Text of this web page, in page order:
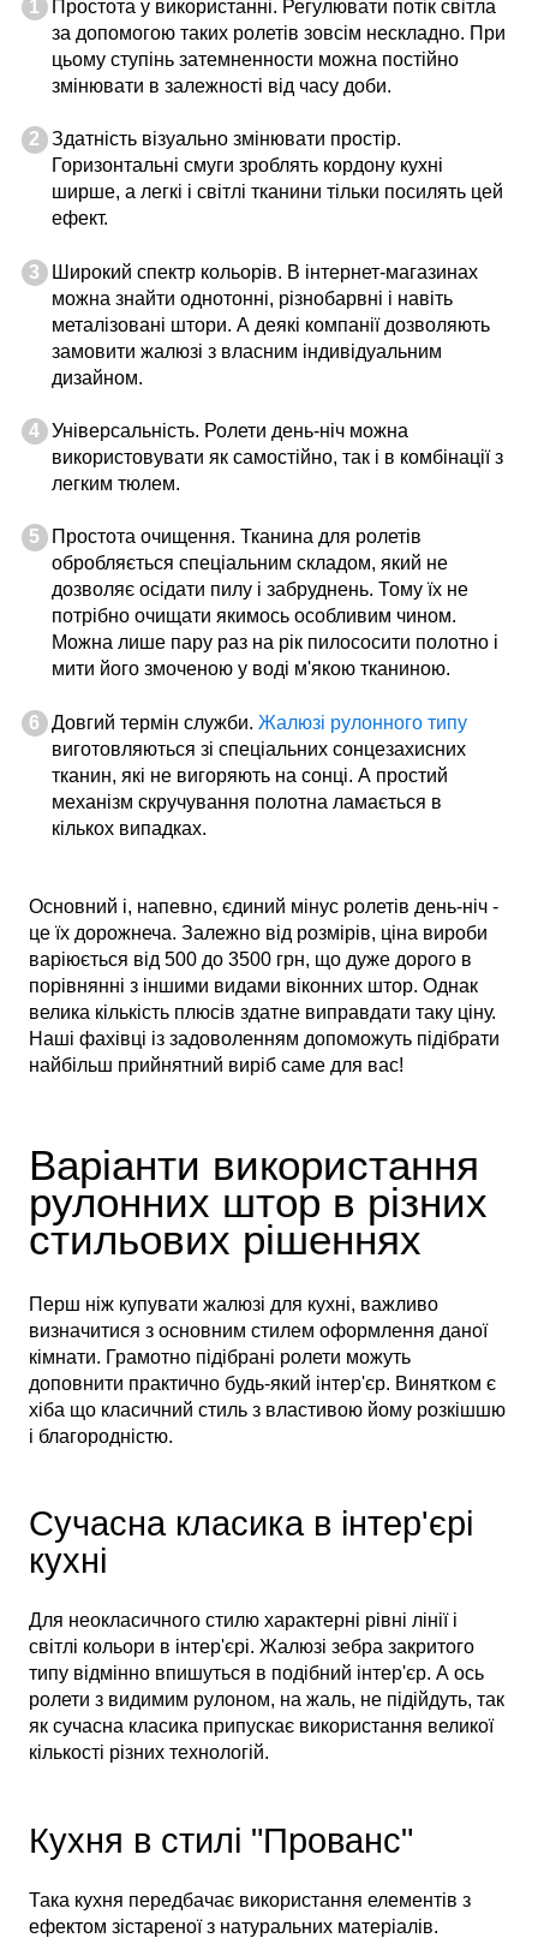
Простота у використанні. Регулювати потік світла
за допомогою таких ролетів зовсім нескладно. При
цьому ступінь затемненности можна постійно
змінювати в залежності від часу доби.
Здатність візуально змінювати простір.
Горизонтальні смуги зроблять кордону кухні
ширше, а легкі і світлі тканини тільки посилять цей
ефект.
Широкий спектр кольорів. В інтернет-магазинах
можна знайти однотонні, різнобарвні і навіть
металізовані штори. А деякі компанії дозволяють
замовити жалюзі з власним індивідуальним
дизайном.
Універсальність. Ролети день-ніч можна
використовувати як самостійно, так і в комбінації з
легким тюлем.
Простота очищення. Тканина для ролетів
обробляється спеціальним складом, який не
дозволяє осідати пилу і забруднень. Тому їх не
потрібно очищати якимось особливим чином.
Можна лише пару раз на рік пилососити полотно і
мити його змоченою у воді м'якою тканиною.
Довгий термін служби.Жалюзі рулонного типу
виготовляються зі спеціальних сонцезахисних
тканин, які не вигоряють на сонці. А простий
механізм скручування полотна ламається в
кількох випадках.
Основний і, напевно, єдиний мінус ролетів день-ніч -
це їх дорожнеча. Залежно від розмірів, ціна вироби
варіюється від 500 до 3500 грн, що дуже дорого в
порівнянні з іншими видами віконних штор. Однак
велика кількість плюсів здатне виправдати таку ціну.
Наші фахівці із задоволенням допоможуть підібрати
найбільш прийнятний виріб саме для вас!
Варіанти використання
рулонних штор в різних
стильових рішеннях
Перш ніж купувати жалюзі для кухні, важливо
визначитися з основним стилем оформлення даної
кімнати. Грамотно підібрані ролети можуть
доповнити практично будь-який інтер'єр. Винятком є
хіба що класичний стиль з властивою йому розкішшю
і благородністю.
Сучасна класика в інтер'єрі
кухні
Для неокласичного стилю характерні рівні лінії і
світлі кольори в інтер'єрі. Жалюзі зебра закритого
типу відмінно впишуться в подібний інтер'єр. А ось
ролети з видимим рулоном, на жаль, не підійдуть, так
як сучасна класика припускає використання великої
кількості різних технологій.
Кухня в стилі "Прованс"
Така кухня передбачає використання елементів з
ефектом зістареної з натуральних матеріалів.